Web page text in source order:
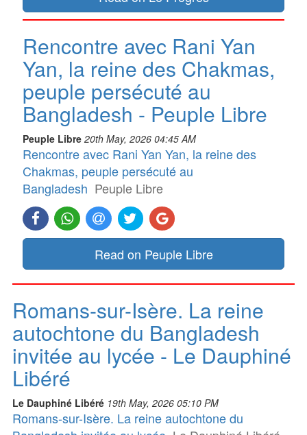
Rencontre avec Rani Yan
Yan, la reine des Chakmas,
peuple persécuté au
Bangladesh - Peuple Libre
Peuple Libre 20th May, 2026 04:45 AM
Rencontre avec Rani Yan Yan, la reine des
Chakmas, peuple persécuté au
Bangladesh Peuple Libre
Read on Peuple Libre
Romans-sur-Isère. La reine
autochtone du Bangladesh
invitée au lycée - Le Dauphiné
Libéré
Le Dauphiné Libéré 19th May, 2026 05:10 PM
Romans-sur-Isère. La reine autochtone du